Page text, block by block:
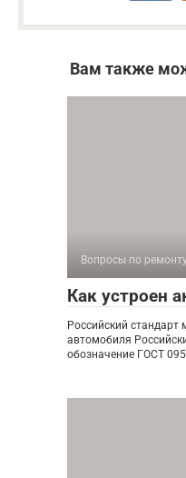
Вам также
Вопросы по
Как устроен
Российский стандарт
автомобиля
обозначение ГОСТ